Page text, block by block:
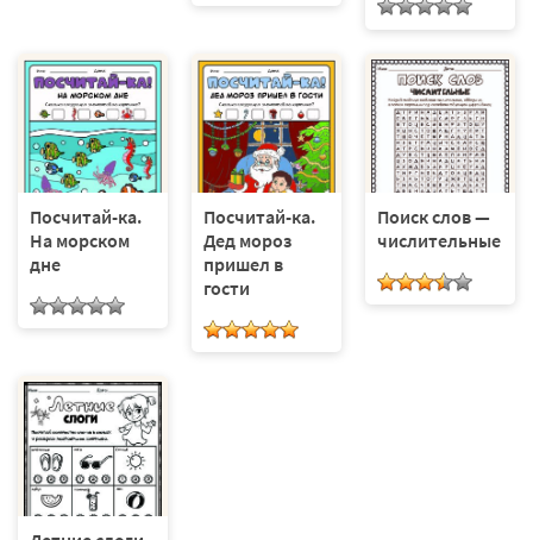
Посчитай-ка.
На морском
дне
Посчитай-ка.
Дед мороз
пришел в
гости
Поиск слов —
числительные